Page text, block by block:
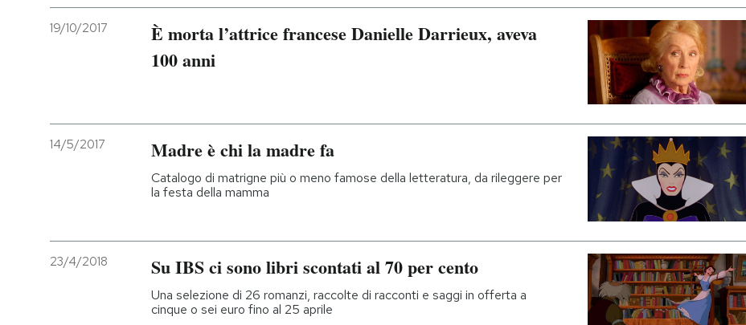
AREA PERSONALE
19/10/2017
È morta l’attrice francese Danielle Darrieux, aveva
100 anni
14/5/2017 Madre è chi la madre fa
Catalogo di matrigne più o meno famose della letteratura, da rileggere per
la festa della mamma
23/4/2018 Su IBS ci sono libri scontati al 70 per cento
Una selezione di 26 romanzi, raccolte di racconti e saggi in offerta a
cinque o sei euro fino al 25 aprile